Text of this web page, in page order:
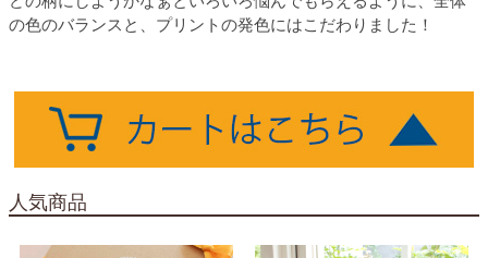
の色のバランスと、プリントの発色にはこだわりました！
人気商品